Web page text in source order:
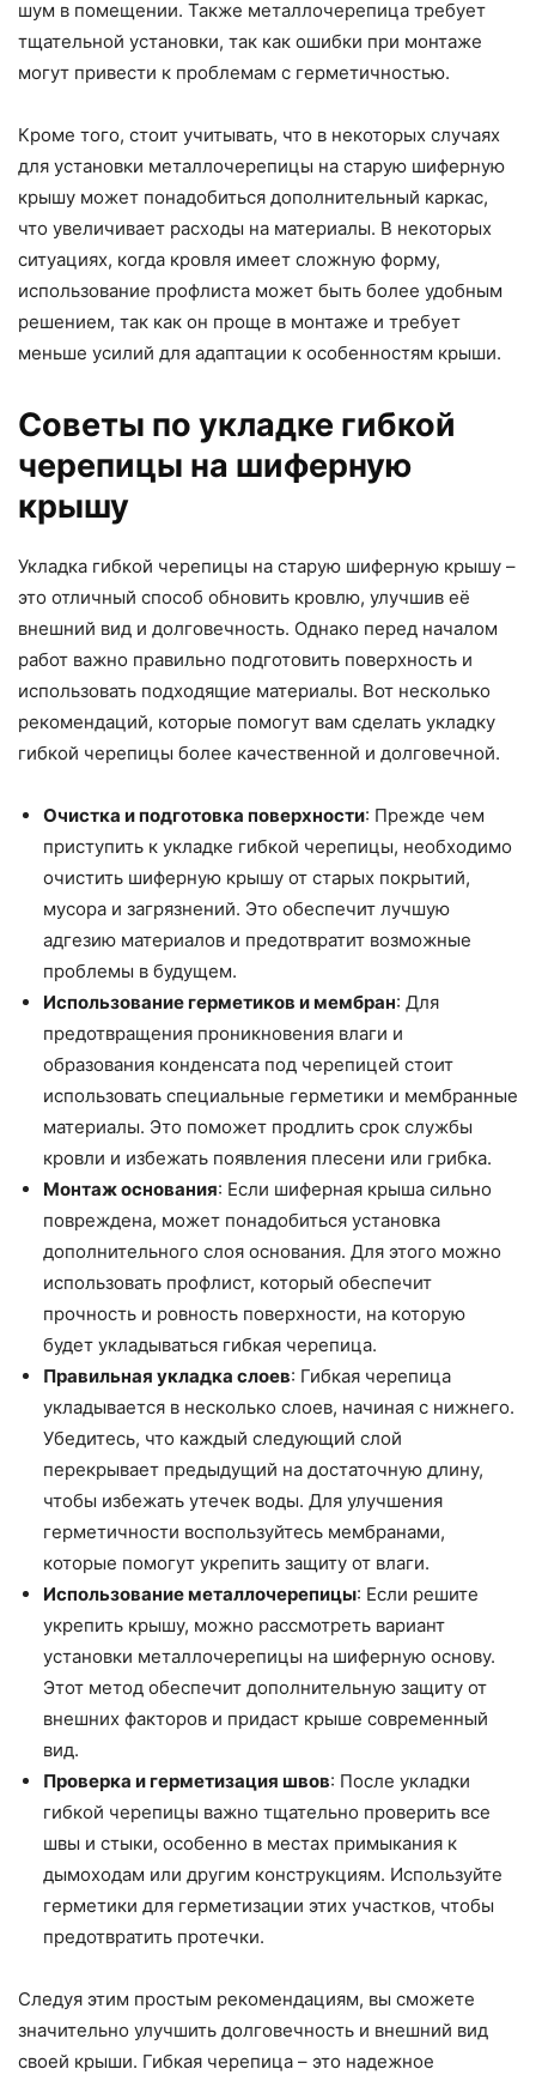
шум в помещении. Также металлочерепица требует
тщательной установки, так как ошибки при монтаже
могут привести к проблемам с герметичностью.
Кроме того, стоит учитывать, что в некоторых случаях
для установки металлочерепицы на старую шиферную
крышу может понадобиться дополнительный каркас,
что увеличивает расходы на материалы. В некоторых
ситуациях, когда кровля имеет сложную форму,
использование профлиста может быть более удобным
решением, так как он проще в монтаже и требует
меньше усилий для адаптации к особенностям крыши.
Советы по укладке гибкой
черепицы на шиферную
крышу
Укладка гибкой черепицы на старую шиферную крышу –
это отличный способ обновить кровлю, улучшив её
внешний вид и долговечность. Однако перед началом
работ важно правильно подготовить поверхность и
использовать подходящие материалы. Вот несколько
рекомендаций, которые помогут вам сделать укладку
гибкой черепицы более качественной и долговечной.
Очистка и подготовка поверхности: Прежде чем
приступить к укладке гибкой черепицы, необходимо
очистить шиферную крышу от старых покрытий,
мусора и загрязнений. Это обеспечит лучшую
адгезию материалов и предотвратит возможные
проблемы в будущем.
Использование герметиков и мембран: Для
предотвращения проникновения влаги и
образования конденсата под черепицей стоит
использовать специальные герметики и мембранные
материалы. Это поможет продлить срок службы
кровли и избежать появления плесени или грибка.
Монтаж основания: Если шиферная крыша сильно
повреждена, может понадобиться установка
дополнительного слоя основания. Для этого можно
использовать профлист, который обеспечит
прочность и ровность поверхности, на которую
будет укладываться гибкая черепица.
Правильная укладка слоев: Гибкая черепица
укладывается в несколько слоев, начиная с нижнего.
Убедитесь, что каждый следующий слой
перекрывает предыдущий на достаточную длину,
чтобы избежать утечек воды. Для улучшения
герметичности воспользуйтесь мембранами,
которые помогут укрепить защиту от влаги.
Использование металлочерепицы: Если решите
укрепить крышу, можно рассмотреть вариант
установки металлочерепицы на шиферную основу.
Этот метод обеспечит дополнительную защиту от
внешних факторов и придаст крыше современный
вид.
Проверка и герметизация швов: После укладки
гибкой черепицы важно тщательно проверить все
швы и стыки, особенно в местах примыкания к
дымоходам или другим конструкциям. Используйте
герметики для герметизации этих участков, чтобы
предотвратить протечки.
Следуя этим простым рекомендациям, вы сможете
значительно улучшить долговечность и внешний вид
своей крыши. Гибкая черепица – это надежное